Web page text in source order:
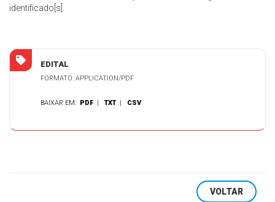
identificado[s].
EDITAL
FORMATO: APPLICATION/PDF
BAIXAR EM: PDF |TXT | CSV
VOLTAR